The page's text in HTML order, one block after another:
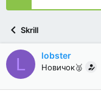
Skrill
L lobster
Новичок🥈